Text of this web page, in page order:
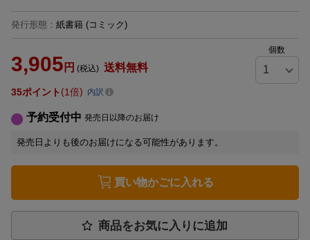
発行形態 ： 紙書籍 (コミック)
3,905 円 (税込) 送料無料
個数
35ポイント 1倍 内訳
予約受付中 発売日以降のお届け
発売日よりも後のお届けになる可能性があります。
買い物かごに入れる
商品をお気に入りに追加